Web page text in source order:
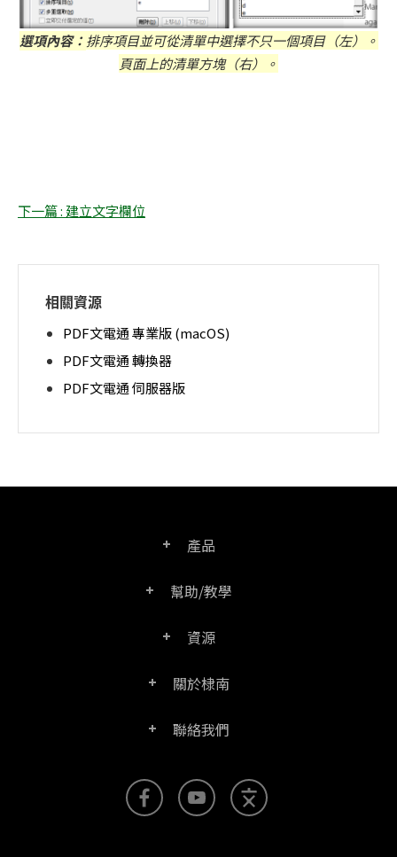
選項內容：排序項目並可從清單中選擇不只一個項目（左）。
頁面上的清單方塊（右）。
下一篇 : 建立文字欄位
相關資源
PDF文電通 專業版 (macOS)
PDF文電通 轉換器
PDF文電通 伺服器版
產品
PDF文電通專業版
Right PDF Reader (行動版)
幫助/教學
常見問題
使用手冊
資源
產品/授權比較表
SDK資源 (伺服器版適用)
關於棣南
公司介紹
官方部落格
聯絡我們
聯絡銷售